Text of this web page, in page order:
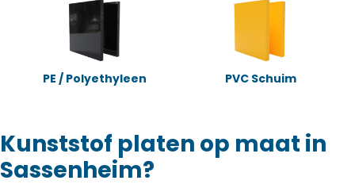
PE / Polyethyleen PVC Schuim
Kunststof platen op maat in
Sassenheim?